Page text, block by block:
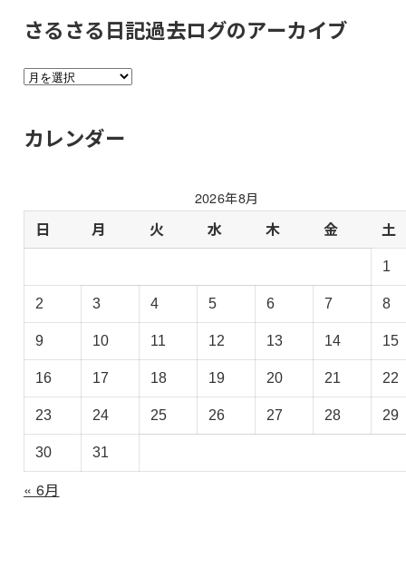
さるさる日記過去ログのアーカイブ
さ
る
過
去
ロ
の
ア
ー
カ
イ
ブ
カレンダー
2026年8月
日 月 火 水 木 金 土
1
2 3 4 5 6 7 8
9 10 11 12 13 14 15
16 17 18 19 20 21 22
23 24 25 26 27 28 29
30 31
« 6月